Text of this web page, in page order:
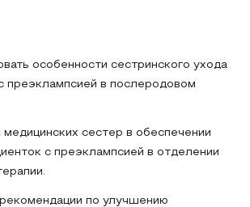
особенности сестринского ухода
преэклампсией в послеродовом
медицинских сестер в обеспечении
с преэклампсией в отделении
рекомендации по улучшению